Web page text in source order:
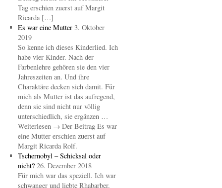
Tag erschien zuerst auf Margit
Ricarda […]
Es war eine Mutter 3. Oktober
2019
So kenne ich dieses Kinderlied. Ich
habe vier Kinder. Nach der
Farbenlehre gehören sie den vier
Jahreszeiten an. Und ihre
Charaktäre decken sich damit. Für
mich als Mutter ist das aufregend,
denn sie sind nicht nur völlig
unterschiedlich, sie ergänzen …
Weiterlesen → Der Beitrag Es war
eine Mutter erschien zuerst auf
Margit Ricarda Rolf.
Tschernobyl – Schicksal oder
nicht? 26. Dezember 2018
Für mich war das speziell. Ich war
schwanger und liebte Rhabarber.